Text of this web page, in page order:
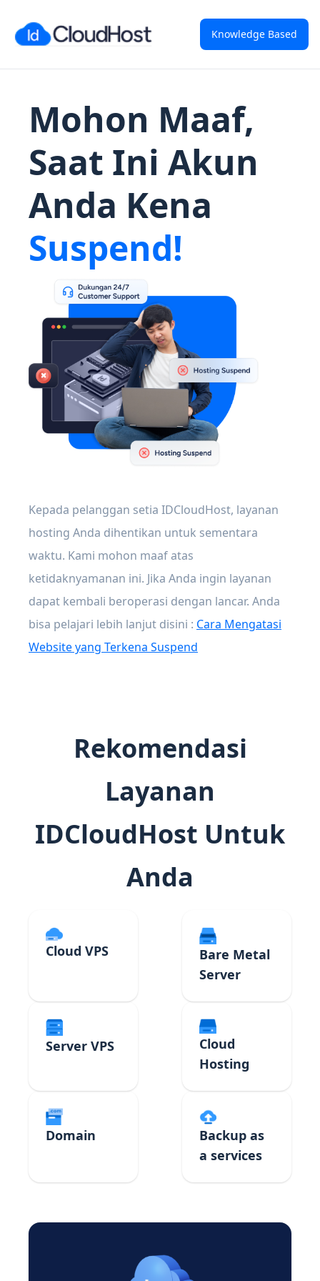
Knowledge Based
Mohon Maaf,
Saat Ini Akun
Anda Kena
Suspend!
Kepada pelanggan setia IDCloudHost, layanan
hosting Anda dihentikan untuk sementara
waktu. Kami mohon maaf atas
ketidaknyamanan ini. Jika Anda ingin layanan
dapat kembali beroperasi dengan lancar. Anda
bisa pelajari lebih lanjut disini : Cara Mengatasi
Website yang Terkena Suspend
Rekomendasi
Layanan
IDCloudHost Untuk
Anda
Cloud VPS
Bare Metal
Server
Server VPS
Cloud
Hosting
Domain
Backup as
a services